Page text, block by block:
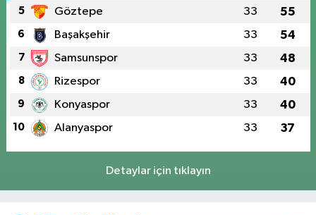
5 Göztepe 33 55
6 Başakşehir 33 54
7 Samsunspor 33 48
8 Rizespor 33 40
9 Konyaspor 33 40
10 Alanyaspor 33 37
Detaylar için tıklayın